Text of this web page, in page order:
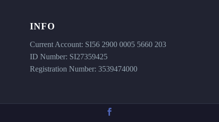
INFO
Current Account: SI56 2900 0005 5660 203
ID Number: SI27359425
Registration Number: 3539474000